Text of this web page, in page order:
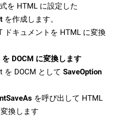
を HTML に設定した
を作成します。
ドキュメントを HTML に変換
DOCM に変換します
を DOCM として SaveOption
を呼び出して HTML
換します